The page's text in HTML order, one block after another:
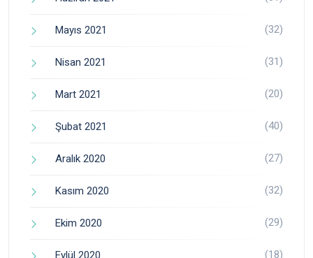
Mayıs 2021 (32)
Nisan 2021 (31)
Mart 2021 (20)
Şubat 2021 (40)
Aralık 2020 (27)
Kasım 2020 (32)
Ekim 2020 (29)
Eylül 2020 (18)